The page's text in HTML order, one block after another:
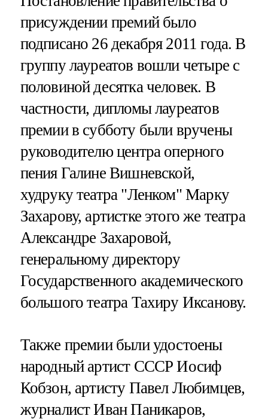
присуждении премий было
подписано 26 декабря 2011 года. В
группу лауреатов вошли четыре с
половиной десятка человек. В
частности, дипломы лауреатов
премии в субботу были вручены
руководителю центра оперного
пения Галине Вишневской,
худруку театра "Ленком" Марку
Захарову, артистке этого же театра
Александре Захаровой,
генеральному директору
Государственного академического
большого театра Тахиру Иксанову.
Также премии были удостоены
народный артист СССР Иосиф
Кобзон, артисту Павел Любимцев,
журналист Иван Паникаров,